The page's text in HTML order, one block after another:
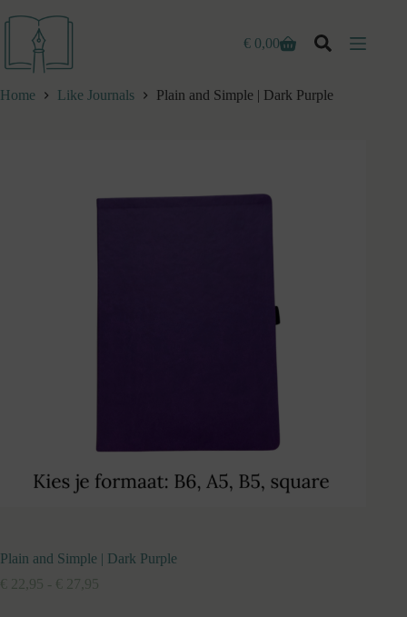
naar
inhoud
Winkelwagen
€ 0,00
Home Like Journals Plain and Simple | Dark Purple
Plain and Simple | Dark Purple
€
22,95 - € 27,95